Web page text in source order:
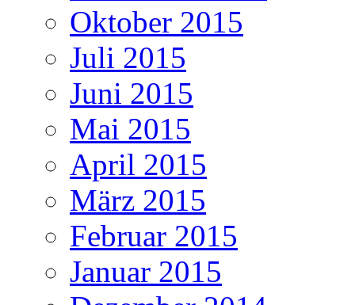
Oktober 2015
Juli 2015
Juni 2015
Mai 2015
April 2015
März 2015
Februar 2015
Januar 2015